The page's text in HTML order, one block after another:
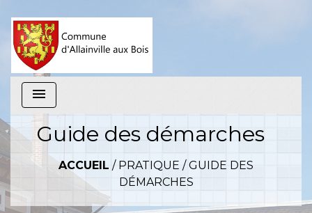
menu
Guide des démarches
ACCUEIL / PRATIQUE /GUIDE DES
DÉMARCHES